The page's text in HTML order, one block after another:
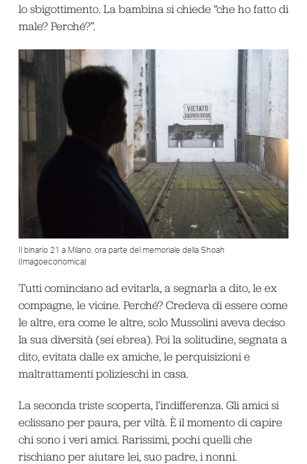
lo sbigottimento. La bambina si chiede “che ho fatto di
male? Perché?”.
Il binario 21 a Milano, ora parte del memoriale della Shoah
(Imagoeconomica)
Tutti cominciano ad evitarla, a segnarla a dito, le ex
compagne, le vicine. Perché? Credeva di essere come
le altre, era come le altre, solo Mussolini aveva deciso
la sua diversità (sei ebrea). Poi la solitudine, segnata a
dito, evitata dalle ex amiche, le perquisizioni e
maltrattamenti polizieschi in casa.
La seconda triste scoperta, l’indifferenza. Gli amici si
eclissano per paura, per viltà. È il momento di capire
chi sono i veri amici. Rarissimi, pochi quelli che
rischiano per aiutare lei, suo padre, i nonni.